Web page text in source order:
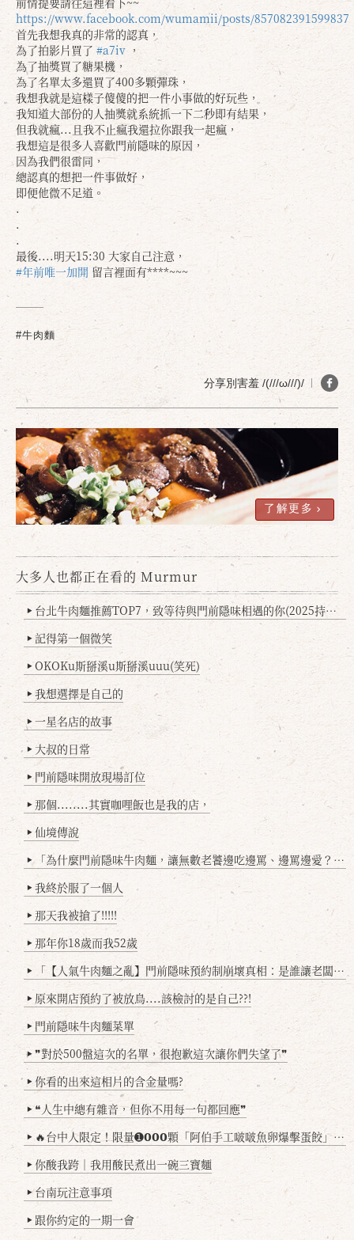
https://www.facebook.com/wumamii/posts/857082391599837
首先我想我真的非常的認真，
為了拍影片買了 #a7iv ，
為了抽獎買了糖果機，
為了名單太多還買了400多顆彈珠，
我想我就是這樣子傻傻的把一件小事做的好玩些，
我知道大部份的人抽獎就系統抓一下二秒即有結果，
但我就瘋...且我不止瘋我還拉你跟我一起瘋，
我想這是很多人喜歡門前隱味的原因，
因為我們很雷同，
總認真的想把一件事做好，
即便他微不足道。
.
.
.
最後....明天15:30 大家自己注意，
#年前唯一加開 留言裡面有****~~~
#牛肉麵
分享別害羞 /(///ω///)/
了解更多
大多人也都正在看的 Murmur
▶ 台北牛肉麵推薦TOP7，致等待與門前隱味相遇的你(2025持續更新
▶ 記得第一個微笑
▶ OKOKu斯掰溪u斯掰溪uuu(笑死)
▶ 我想選擇是自己的
▶ 一星名店的故事
▶ 大叔的日常
▶ 門前隱味開放現場訂位
▶ 那個........其實咖哩飯也是我的店，
▶ 仙境傳說
▶ 「為什麼門前隱味牛肉麵，讓無數老饕邊吃邊罵、邊罵邊愛？小辣雞揭密！」
▶ 我終於服了一個人
▶ 那天我被搶了!!!!!
▶ 那年你18歲而我52歲
▶ 「【人氣牛肉麵之亂】門前隱味預約制崩壞真相：是誰讓老闆心灰意冷？」
▶ 原來開店預約了被放鳥....該檢討的是自己??!
▶ 門前隱味牛肉麵菜單
▶ ❞對於500盤這次的名單，很抱歉這次讓你們失望了❞
▶ 你看的出來這相片的含金量嗎?
▶ ❝人生中總有雜音，但你不用每一句都回應❞
▶ 🔥台中人限定！限量➊𝟬𝟬𝟬顆「阿伯手工啵啵魚卵爆擊蛋餃」台北已被搶爆2萬顆，最後名額門前隱味只留給你！🥟💥
▶ 你酸我跨｜我用酸民煮出一碗三寶麵
▶ 台南玩注意事項
▶ 跟你約定的一期一會
確定 取消